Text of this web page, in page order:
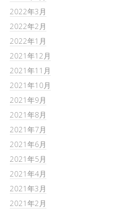
2022年3月
2022年2月
2022年1月
2021年12月
2021年11月
2021年10月
2021年9月
2021年8月
2021年7月
2021年6月
2021年5月
2021年4月
2021年3月
2021年2月